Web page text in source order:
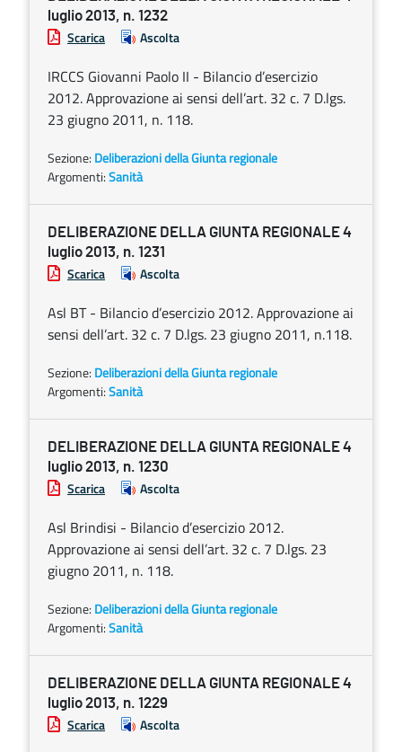
luglio 2013, n. 1232
Scarica Ascolta
IRCCS Giovanni Paolo II - Bilancio d’esercizio
2012. Approvazione ai sensi dell’art. 32 c. 7 D.lgs.
23 giugno 2011, n. 118.
Sezione: Deliberazioni della Giunta regionale
Argomenti:Sanità
DELIBERAZIONE DELLA GIUNTA REGIONALE 4
luglio 2013, n. 1231
Scarica Ascolta
Asl BT - Bilancio d’esercizio 2012. Approvazione ai
sensi dell’art. 32 c. 7 D.lgs. 23 giugno 2011, n.118.
Sezione: Deliberazioni della Giunta regionale
Argomenti:Sanità
DELIBERAZIONE DELLA GIUNTA REGIONALE 4
luglio 2013, n. 1230
Scarica Ascolta
Asl Brindisi - Bilancio d’esercizio 2012.
Approvazione ai sensi dell’art. 32 c. 7 D.lgs. 23
giugno 2011, n. 118.
Sezione: Deliberazioni della Giunta regionale
Argomenti:Sanità
DELIBERAZIONE DELLA GIUNTA REGIONALE 4
luglio 2013, n. 1229
Scarica Ascolta